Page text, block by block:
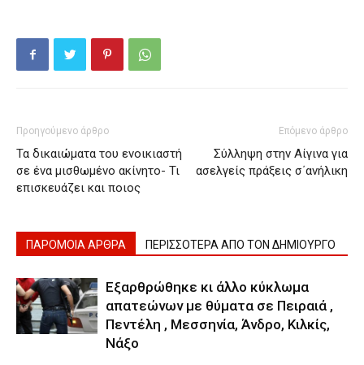
Προηγούμενο άρθρο
Τα δικαιώματα του ενοικιαστή
σε ένα μισθωμένο ακίνητο- Τι
επισκευάζει και ποιος
Επόμενο άρθρο
Σύλληψη στην Αίγινα για
ασελγείς πράξεις σ΄ανήλικη
ΠΑΡΟΜΟΙΑ ΑΡΘΡΑ ΠΕΡΙΣΣΟΤΕΡΑ ΑΠΟ ΤΟΝ ΔΗΜΙΟΥΡΓΟ
Εξαρθρώθηκε κι άλλο κύκλωμα
απατεώνων με θύματα σε Πειραιά ,
Πεντέλη , Μεσσηνία, Άνδρο, Κιλκίς,
Νάξο